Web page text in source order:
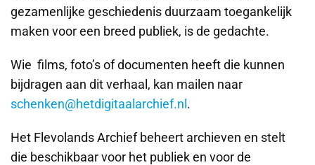
gezamenlijke geschiedenis duurzaam toegankelijk
maken voor een breed publiek, is de gedachte.
Wie films, foto’s of documenten heeft die kunnen
bijdragen aan dit verhaal, kan mailen naar
schenken@hetdigitaalarchief.nl .
Het Flevolands Archief beheert archieven en stelt
die beschikbaar voor het publiek en voor de